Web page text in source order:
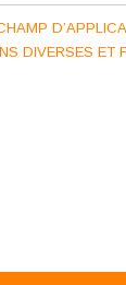
DIVERSES ET